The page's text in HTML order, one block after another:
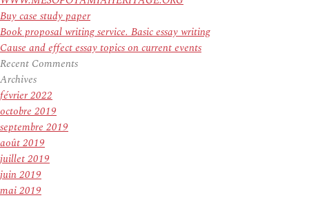
Buy case study paper
Book proposal writing service. Basic essay writing
Cause and effect essay topics on current events
Recent Comments
Archives
février 2022
octobre 2019
septembre 2019
août 2019
juillet 2019
juin 2019
mai 2019